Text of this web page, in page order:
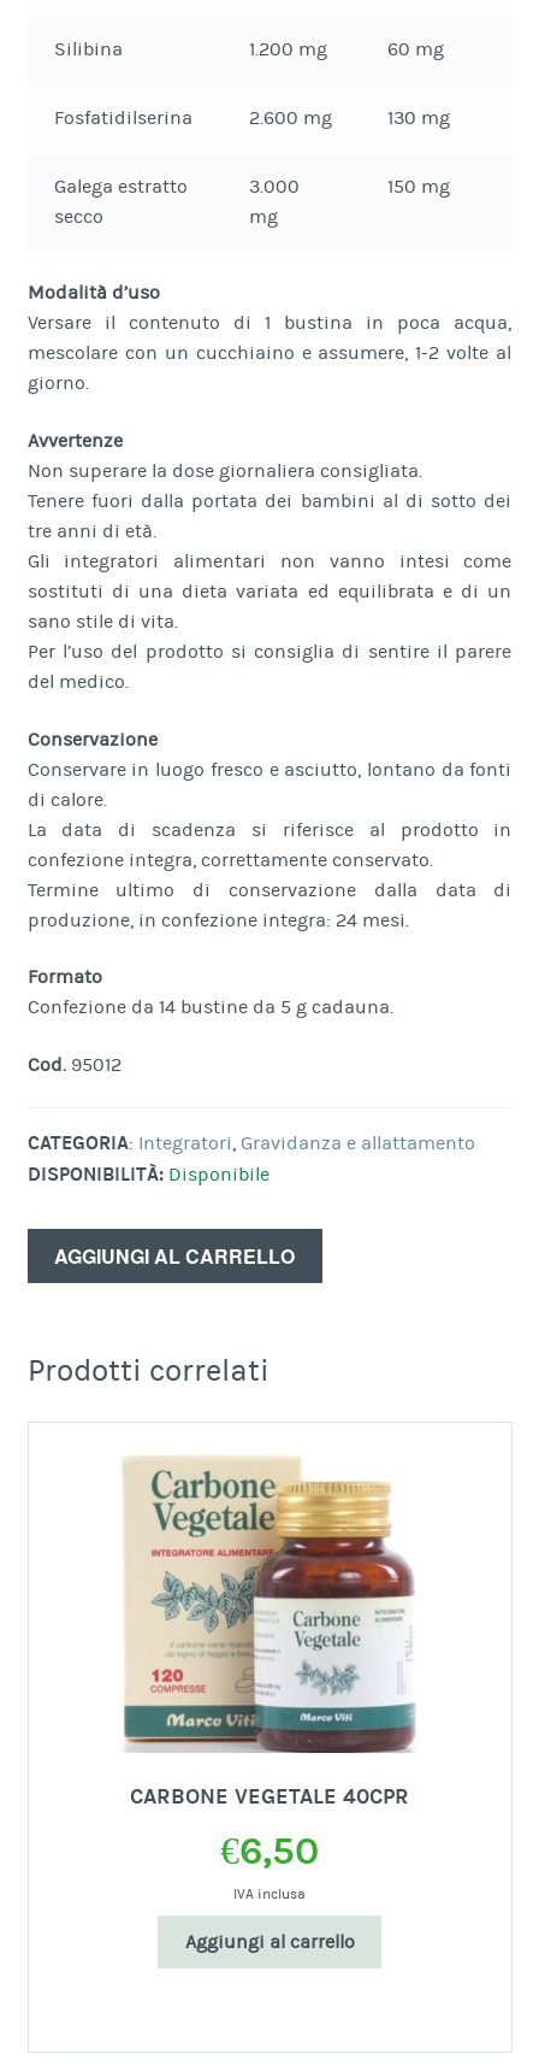
Silibina 1.200 mg 60 mg
Fosfatidilserina 2.600 mg 130 mg
Galega estratto
secco
3.000
mg
150 mg
Modalità d’uso
Versare il contenuto di 1 bustina in poca acqua,
mescolare con un cucchiaino e assumere, 1-2 volte al
giorno.
Avvertenze
Non superare la dose giornaliera consigliata.
Tenere fuori dalla portata dei bambini al di sotto dei
tre anni di età.
Gli integratori alimentari non vanno intesi come
sostituti di una dieta variata ed equilibrata e di un
sano stile di vita.
Per l’uso del prodotto si consiglia di sentire il parere
del medico.
Conservazione
Conservare in luogo fresco e asciutto, lontano da fonti
di calore.
La data di scadenza si riferisce al prodotto in
confezione integra, correttamente conservato.
Termine ultimo di conservazione dalla data di
produzione, in confezione integra: 24 mesi.
Formato
Confezione da 14 bustine da 5 g cadauna.
Cod.95012
CATEGORIA: Integratori, Gravidanza e allattamento
DISPONIBILITÀ: Disponibile
AGGIUNGI AL CARRELLO
Prodotti correlati
CARBONE VEGETALE 40CPR
€6,50
IVA inclusa
Aggiungi al carrello